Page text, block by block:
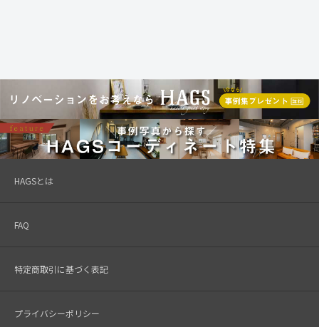
HAGSとは
FAQ
特定商取引に基づく表記
プライバシーポリシー